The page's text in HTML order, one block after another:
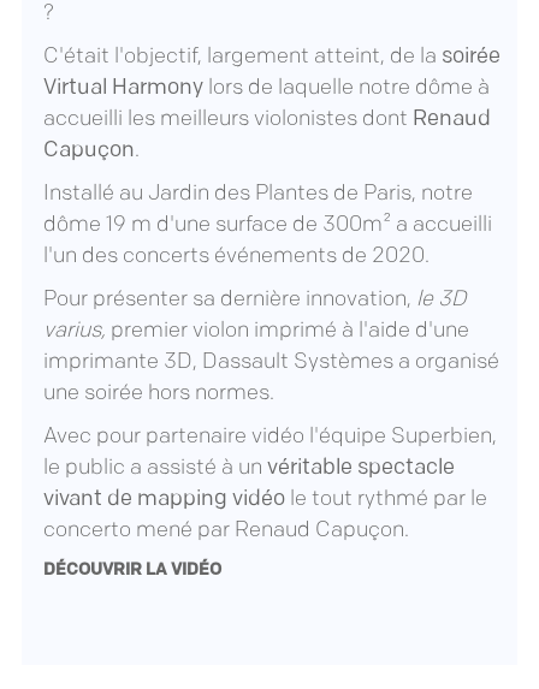
?
C'était l'objectif, largement atteint, de la soirée
Virtual Harmonylors de laquelle notre dôme à
accueilli les meilleurs violonistes dont Renaud
Capuçon.
Installé au Jardin des Plantes de Paris, notre
dôme 19 m d'une surface de 300m² a accueilli
l'un des concerts événements de 2020.
Pour présenter sa dernière innovation, le 3D
varius, premier violon imprimé à l'aide d'une
imprimante 3D, Dassault Systèmes a organisé
une soirée hors normes.
Avec pour partenaire vidéo l'équipe Superbien,
le public a assisté à un véritable spectacle
vivant de mapping vidéo le tout rythmé par le
concerto mené par Renaud Capuçon.
DÉCOUVRIR LA VIDÉO